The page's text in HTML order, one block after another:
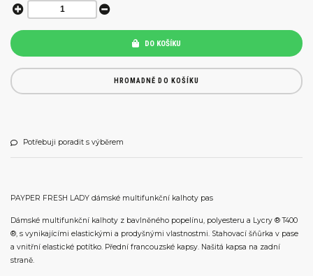
DO KOŠÍKU
HROMADNĚ DO KOŠÍKU
Potřebuji poradit s výběrem
PAYPER FRESH LADY dámské multifunkční kalhoty pas
Dámské multifunkční kalhoty z bavlněného popelínu, polyesteru a Lycry ® T400
®, s vynikajícími elastickými a prodyšnými vlastnostmi. Stahovací šňůrka v pase
a vnitřní elastické potítko. Přední francouzské kapsy. Našitá kapsa na zadní
straně.